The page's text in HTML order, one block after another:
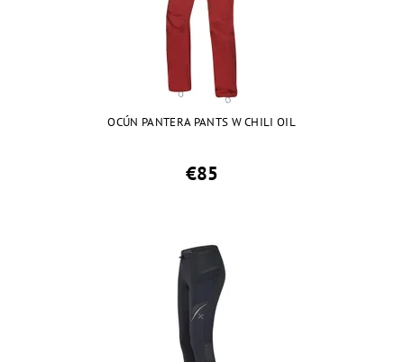
OCÚN PANTERA PANTS W CHILI OIL
€85